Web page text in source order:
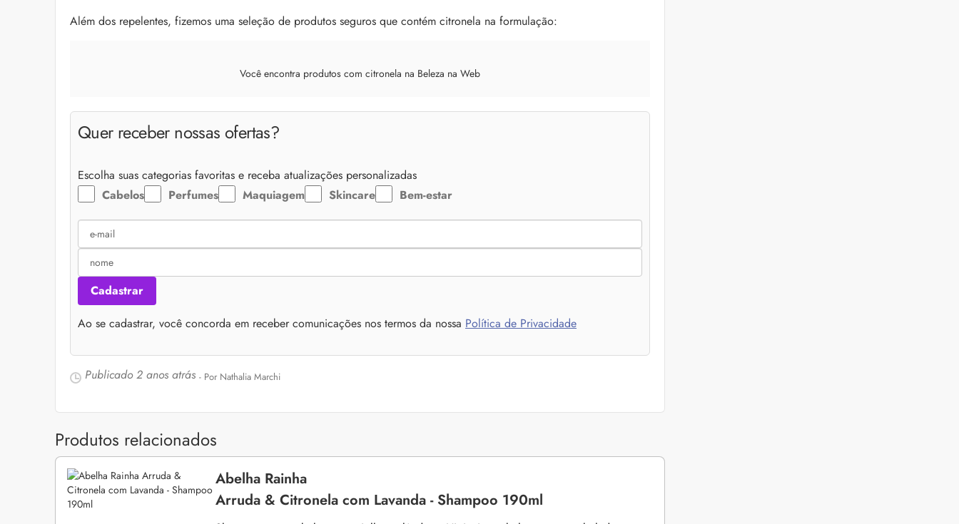
Além dos repelentes, fizemos uma seleção de produtos seguros que contém citronela na formulação:
Você encontra produtos com citronela na Beleza na Web
Quer receber nossas ofertas?
Escolha suas categorias favoritas e receba atualizações personalizadas
Cabelos
Perfumes Maquiagem Skincare Bem-estar
Cadastrar
Ao se cadastrar, você concorda em receber comunicações nos termos da nossa Política de Privacidade
Publicado2 anos atrás - Por Nathalia Marchi
Produtos relacionados
Abelha Rainha
Arruda & Citronela com Lavanda - Shampoo 190ml